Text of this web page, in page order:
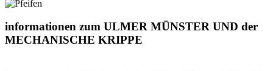
informationen zum ULMER MÜNSTER UND der
MECHANISCHE KRIPPE